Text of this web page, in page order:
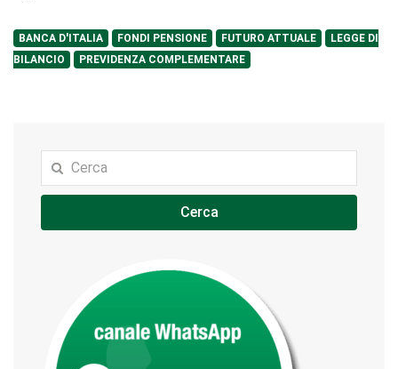
BANCA D'ITALIA FONDI PENSIONE FUTURO ATTUALE
LEGGE DI
BILANCIO
PREVIDENZA COMPLEMENTARE
Cerca